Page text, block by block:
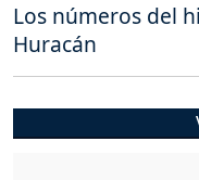
Los números del
Huracán